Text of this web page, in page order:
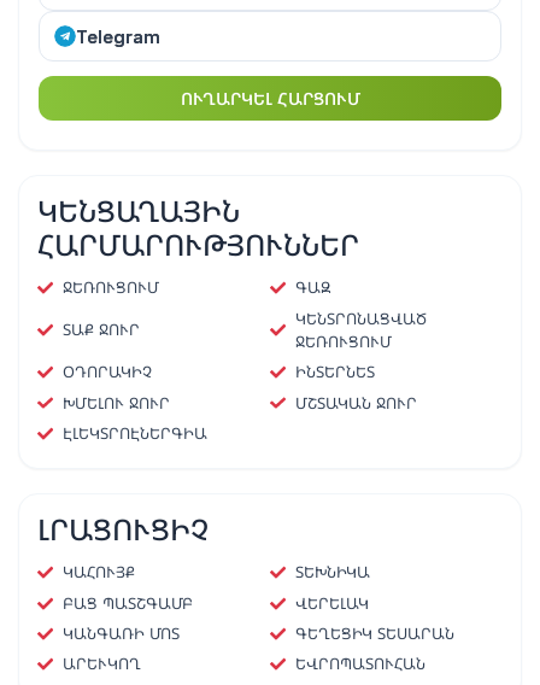
Telegram
ՈՒՂԱՐԿԵԼ ՀԱՐՑՈՒՄ
ԿԵՆՑԱՂԱՅԻՆ
ՀԱՐՄԱՐՈՒԹՅՈՒՆՆԵՐ
ՋԵՌՈՒՑՈՒՄ ԳԱԶ
ՏԱՔ ՋՈՒՐ
ԿԵՆՏՐՈՆԱՑՎԱԾ
ՋԵՌՈՒՑՈՒՄ
ՕԴՈՐԱԿԻՉ
ԻՆՏԵՐՆԵՏ
ԽՄԵԼՈՒ ՋՈՒՐ
ՄՇՏԱԿԱՆ ՋՈՒՐ
ԷԼԵԿՏՐՈԷՆԵՐԳԻԱ
ԼՐԱՑՈՒՑԻՉ
ԿԱՀՈՒՅՔ
ՏԵԽՆԻԿԱ
ԲԱՑ ՊԱՏՇԳԱՄԲ
ՎԵՐԵԼԱԿ
ԿԱՆԳԱՌԻ ՄՈՏ
ԳԵՂԵՑԻԿ ՏԵՍԱՐԱՆ
ԱՐԵՒԿՈՂ
ԵՎՐՈՊԱՏՈՒՀԱՆ